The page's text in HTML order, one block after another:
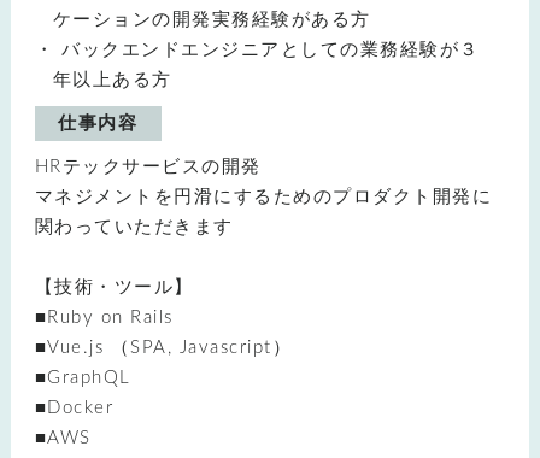
ケーションの開発実務経験がある方
バックエンドエンジニアとしての業務経験が３
年以上ある方
仕事内容
HRテックサービスの開発
マネジメントを円滑にするためのプロダクト開発に
関わっていただきます
【技術・ツール】
■Ruby on Rails
■Vue.js （SPA, Javascript）
■GraphQL
■Docker
■AWS